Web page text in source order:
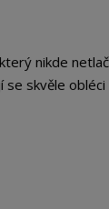
nikde
skvěle